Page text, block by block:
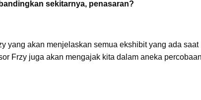
sekitarnya, penasaran?
yang akan menjelaskan semua ekshibit yang ada saat
Frzy juga akan mengajak kita dalam aneka